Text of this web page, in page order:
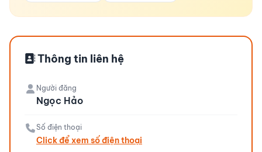
Thông tin liên hệ
Người đăng
Ngọc Hảo
Số điện thoại
Click để xem số điện thoại